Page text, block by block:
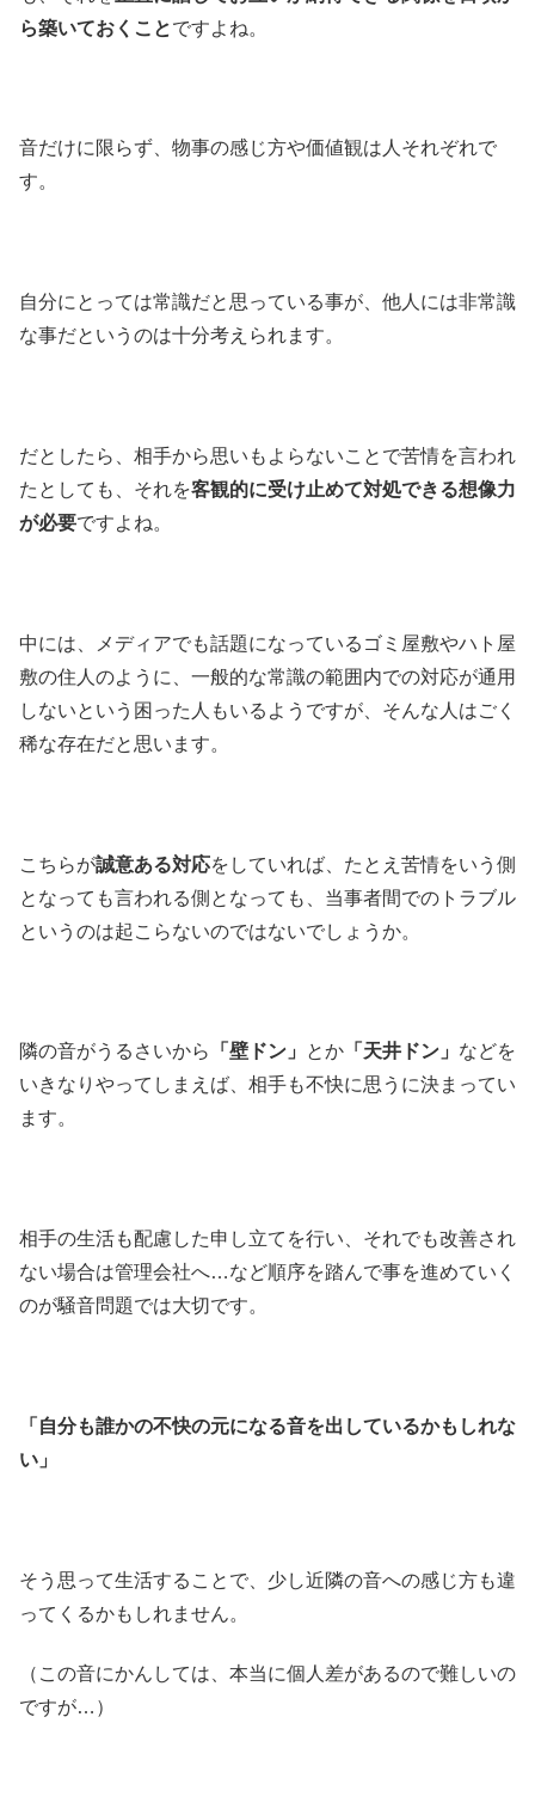
ら築いておくことですよね。
音だけに限らず、物事の感じ方や価値観は人それぞれで
す。
自分にとっては常識だと思っている事が、他人には非常識
な事だというのは十分考えられます。
だとしたら、相手から思いもよらないことで苦情を言われ
たとしても、それを客観的に受け止めて対処できる想像力
が必要ですよね。
中には、メディアでも話題になっているゴミ屋敷やハト屋
敷の住人のように、一般的な常識の範囲内での対応が通用
しないという困った人もいるようですが、そんな人はごく
稀な存在だと思います。
こちらが誠意ある対応をしていれば、たとえ苦情をいう側
となっても言われる側となっても、当事者間でのトラブル
というのは起こらないのではないでしょうか。
隣の音がうるさいから 「壁ドン」 とか 「天井ドン」 などを
いきなりやってしまえば、相手も不快に思うに決まってい
ます。
相手の生活も配慮した申し立てを行い、それでも改善され
ない場合は管理会社へ…など順序を踏んで事を進めていく
のが騒音問題では大切です。
「自分も誰かの不快の元になる音を出しているかもしれな
い」
そう思って生活することで、少し近隣の音への感じ方も違
ってくるかもしれません。
（この音にかんしては、本当に個人差があるので難しいの
ですが…）